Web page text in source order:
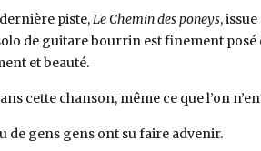
piste,Le Chemin des poneys, issue
de guitare bourrin est finement
et beauté.
cette chanson, même ce que l’on
de gens gens ont su faire advenir.